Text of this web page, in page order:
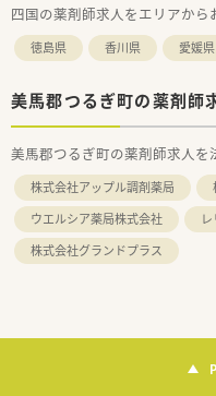
四国の薬剤師求人をエリアから
徳島県 香川県 愛媛県
美馬郡つるぎ町の薬剤師
美馬郡つるぎ町の薬剤師求人を
株式会社アップル調剤薬局
ウエルシア薬局株式会社
株式会社グランドプラス